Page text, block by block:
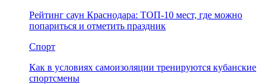
Рейтинг саун Краснодара: ТОП-10 мест, где можно
попариться и отметить праздник
Спорт
Как в условиях самоизоляции тренируются кубанские
спортсмены